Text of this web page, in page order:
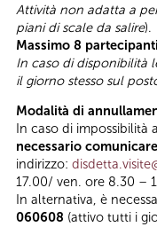
Attività non adatta a
piani di scale da salire).
Massimo 8
In caso di disponibilità
il giorno stesso sul
Modalità di
In caso di impossibilità
necessario
indirizzo:
17.00/ ven. ore 8.30 –
In alternativa, è
060608 (attivo tutti i